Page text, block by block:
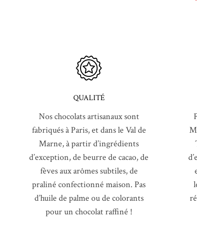
QUALITÉ
Nos chocolats artisanaux sont
fabriqués à Paris, et dans le Val de
Marne, à partir d’ingrédients
d’exception, de beurre de cacao, de
fèves aux arômes subtiles, de
praliné confectionné maison. Pas
d’huile de palme ou de colorants
pour un chocolat raffiné !